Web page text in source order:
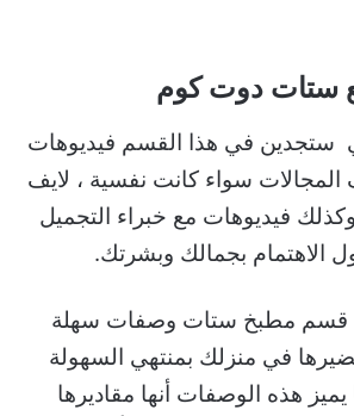
ستات دوت كوم
ستجدين في هذا القسم فيديوهات
سواء كانت نفسية ، لايف
فيديوهات مع خبراء التجميل
الاهتمام بجمالك وبشرتك.
قسم مطبخ ستات وصفات سهلة
في منزلك بمنتهي السهولة
هذه الوصفات أنها مقاديرها